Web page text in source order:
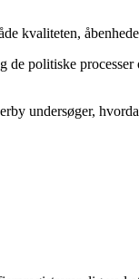
kvaliteten,
politiske
undersøger,